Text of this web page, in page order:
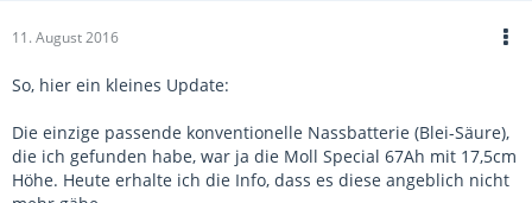
11. August 2016
So, hier ein kleines Update:
Die einzige passende konventionelle Nassbatterie (Blei-Säure),
die ich gefunden habe, war ja die Moll Special 67Ah mit 17,5cm
Höhe. Heute erhalte ich die Info, dass es diese angeblich nicht